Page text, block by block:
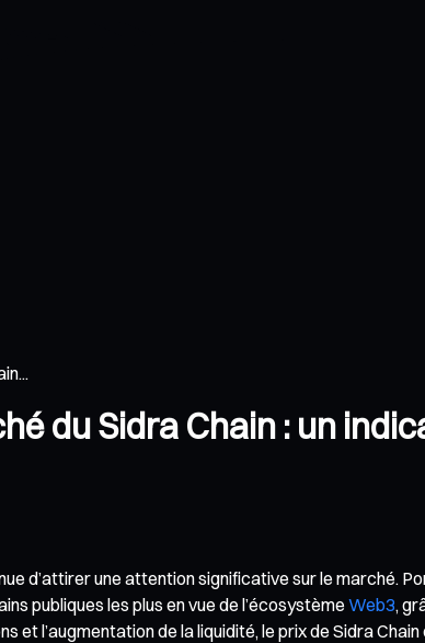
du Sidra Chain : un
d’attirer une attention significative sur le marché.
publiques les plus en vue de l’écosystème Web3,
et l’augmentation de la liquidité, le prix de Sidra